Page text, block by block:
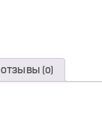
ОТЗЫВЫ (0)